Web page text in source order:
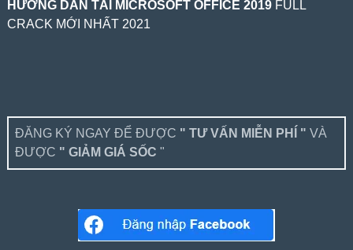
HƯỚNG DẪN TẢI MICROSOFT OFFICE 2019FULL
CRACK MỚI NHẤT 2021
ĐĂNG KÝ NGAY ĐỂ ĐƯỢC " TƯ VẤN MIỄN PHÍ " VÀ
ĐƯỢC " GIẢM GIÁ SỐC "